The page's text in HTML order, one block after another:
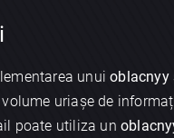
unuioblacnyy
uriașe de
poate utiliza un